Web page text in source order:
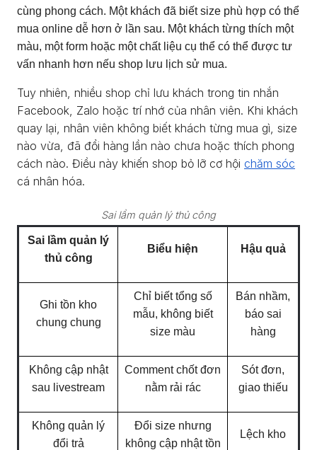
cùng phong cách. Một khách đã biết size phù hợp có thể
mua online dễ hơn ở lần sau. Một khách từng thích một
màu, một form hoặc một chất liệu cụ thể có thể được tư
vấn nhanh hơn nếu shop lưu lịch sử mua.
Tuy nhiên, nhiều shop chỉ lưu khách trong tin nhắn
Facebook, Zalo hoặc trí nhớ của nhân viên. Khi khách
quay lại, nhân viên không biết khách từng mua gì, size
nào vừa, đã đổi hàng lần nào chưa hoặc thích phong
cách nào. Điều này khiến shop bỏ lỡ cơ hội chăm sóc
cá nhân hóa.
Sai lầm quản lý thủ công
Sai lầm quản lý
thủ công
Biểu hiện Hậu quả
Ghi tồn kho
chung chung
Chỉ biết tổng số
mẫu, không biết
size màu
Bán nhầm,
báo sai
hàng
Không cập nhật
sau livestream
Comment chốt đơn
nằm rải rác
Sót đơn,
giao thiếu
Không quản lý
đổi trả
Đổi size nhưng
không cập nhật tồn
Lệch kho